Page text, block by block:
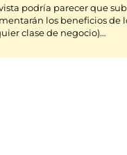
podría parecer que
los beneficios de
clase de negocio)…